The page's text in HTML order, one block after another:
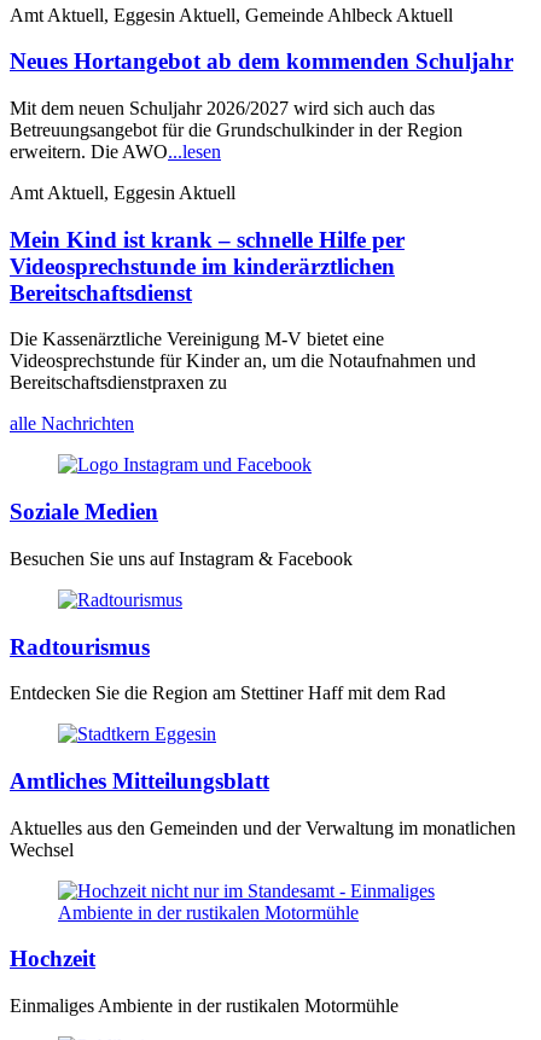
Amt Aktuell, Eggesin Aktuell, Gemeinde Ahlbeck Aktuell
Neues Hortangebot ab dem kommenden Schuljahr
Mit dem neuen Schuljahr 2026/2027 wird sich auch das
Betreuungsangebot für die Grundschulkinder in der Region
erweitern. Die AWO...lesen
Amt Aktuell, Eggesin Aktuell
Mein Kind ist krank – schnelle Hilfe per
Videosprechstunde im kinderärztlichen
Bereitschaftsdienst
Die Kassenärztliche Vereinigung M-V bietet eine
Videosprechstunde für Kinder an, um die Notaufnahmen und
Bereitschaftsdienstpraxen zu
alle Nachrichten
Soziale Medien
Besuchen Sie uns auf Instagram & Facebook
Radtourismus
Entdecken Sie die Region am Stettiner Haff mit dem Rad
Amtliches Mitteilungsblatt
Aktuelles aus den Gemeinden und der Verwaltung im monatlichen
Wechsel
Hochzeit
Einmaliges Ambiente in der rustikalen Motormühle